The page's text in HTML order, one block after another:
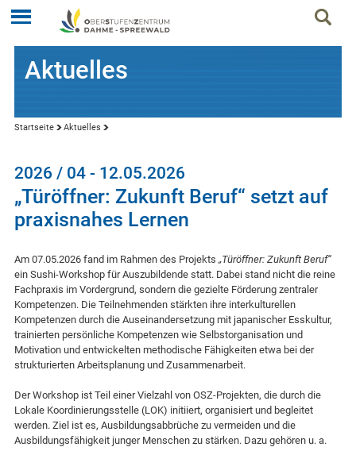
Aktuelles
Startseite Aktuelles
2026 / 04 - 12.05.2026
„Türöffner: Zukunft Beruf“ setzt auf
praxisnahes Lernen
Am 07.05.2026 fand im Rahmen des Projekts „Türöffner: Zukunft Beruf“
ein Sushi-Workshop für Auszubildende statt. Dabei stand nicht die reine
Fachpraxis im Vordergrund, sondern die gezielte Förderung zentraler
Kompetenzen. Die Teilnehmenden stärkten ihre interkulturellen
Kompetenzen durch die Auseinandersetzung mit japanischer Esskultur,
trainierten persönliche Kompetenzen wie Selbstorganisation und
Motivation und entwickelten methodische Fähigkeiten etwa bei der
strukturierten Arbeitsplanung und Zusammenarbeit.
Der Workshop ist Teil einer Vielzahl von OSZ-Projekten, die durch die
Lokale Koordinierungsstelle (LOK) initiiert, organisiert und begleitet
werden. Ziel ist es, Ausbildungsabbrüche zu vermeiden und die
Ausbildungsfähigkeit junger Menschen zu stärken. Dazu gehören u. a.